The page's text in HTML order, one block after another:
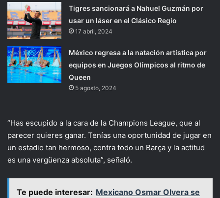
Tigres sancionará a Nahuel Guzmán por
usar un láser en el Clásico Regio
17 abril, 2024
México regresa a la natación artística por
equipos en Juegos Olímpicos al ritmo de
Queen
5 agosto, 2024
“Has escupido a la cara de la Champions League, que al
parecer quieres ganar. Tenías una oportunidad de jugar en
un estadio tan hermoso, contra todo un Barça y la actitud
es una vergüenza absoluta”, señaló.
Te puede interesar: Mexicano Osmar Olvera se